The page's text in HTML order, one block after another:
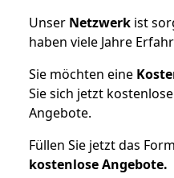
Unser Netzwerk ist
haben viele Jahre
Sie möchten eine
Sie sich jetzt
Angebote.
Füllen Sie jetzt das
kostenloseAngebote.